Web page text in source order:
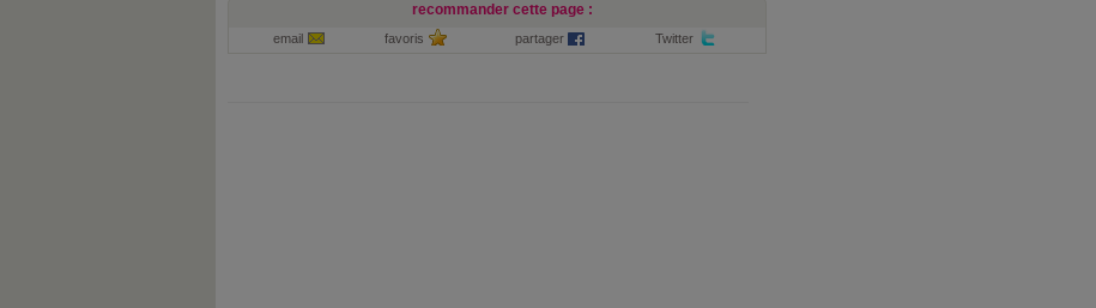
recommander cette page :
email favoris partager Twitter